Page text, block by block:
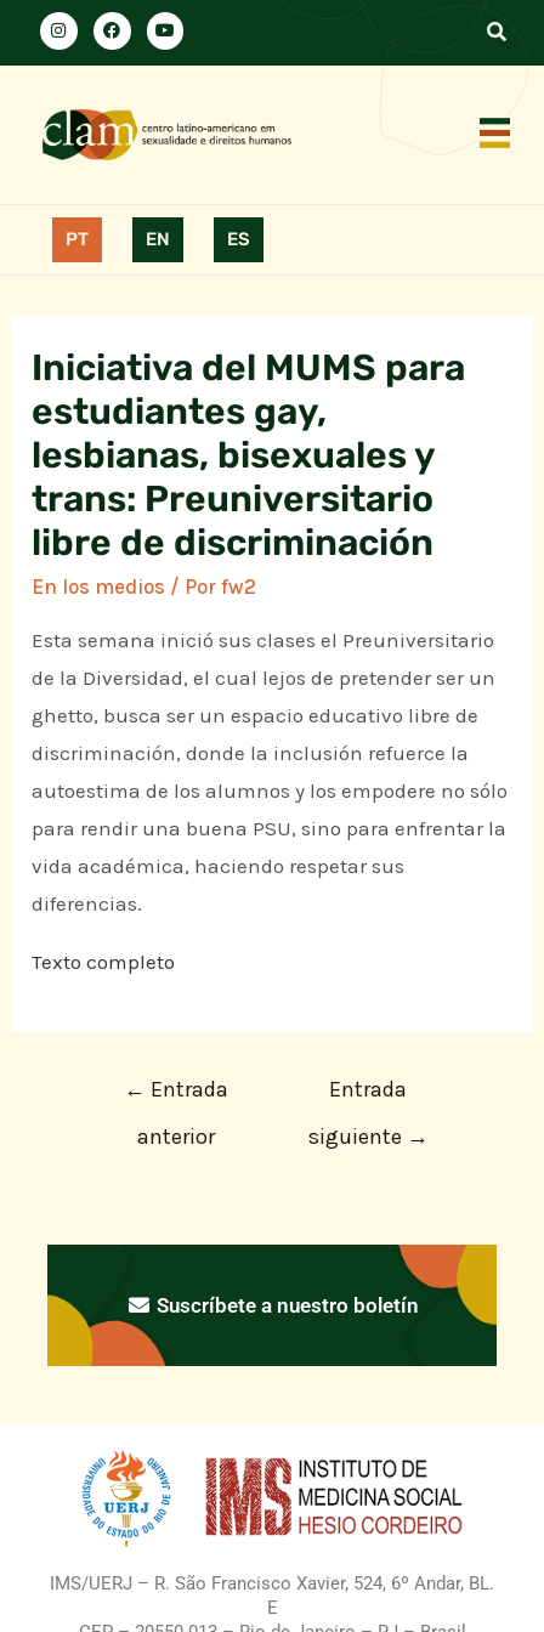
PT EN ES
Iniciativa del MUMS para
estudiantes gay,
lesbianas, bisexuales y
trans: Preuniversitario
libre de discriminación
En los medios / Porfw2
Esta semana inició sus clases el Preuniversitario
de la Diversidad, el cual lejos de pretender ser un
ghetto, busca ser un espacio educativo libre de
discriminación, donde la inclusión refuerce la
autoestima de los alumnos y los empodere no sólo
para rendir una buena PSU, sino para enfrentar la
vida académica, haciendo respetar sus
diferencias.
Texto completo
← Entrada
anterior
Entrada
siguiente →
Suscríbete a nuestro boletín
IMS/UERJ – R. São Francisco Xavier, 524, 6º Andar, BL.
E